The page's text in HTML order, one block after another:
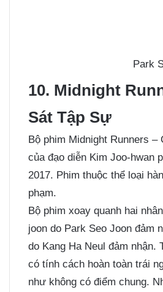
Park
10. Midnight
Sát Tập Sự
Bộ phim Midnight Runners –
của đạo diễn Kim Joo-hwan
2017. Phim thuộc thể loại
phạm.
Bộ phim xoay quanh hai
joon do Park Seo Joon đảm
do Kang Ha Neul đảm nhận.
có tính cách hoàn toàn trái
như không có điểm chung.